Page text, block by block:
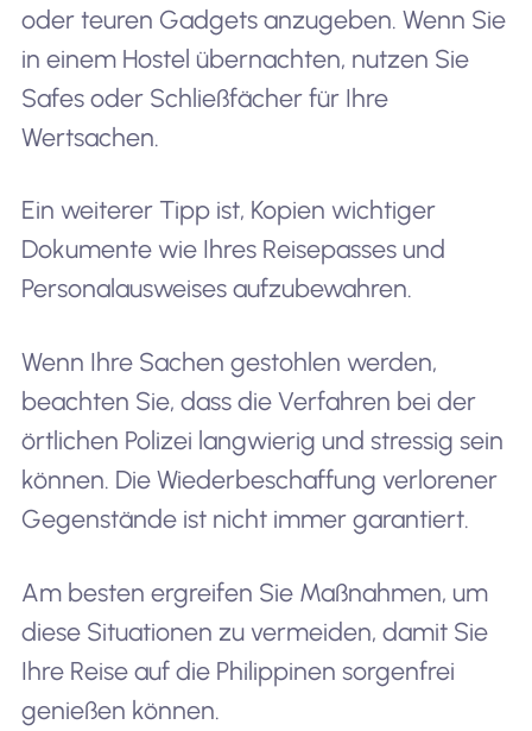
oder teuren Gadgets anzugeben. Wenn Sie
in einem Hostel übernachten, nutzen Sie
Safes oder Schließfächer für Ihre
Wertsachen.
Ein weiterer Tipp ist, Kopien wichtiger
Dokumente wie Ihres Reisepasses und
Personalausweises aufzubewahren.
Wenn Ihre Sachen gestohlen werden,
beachten Sie, dass die Verfahren bei der
örtlichen Polizei langwierig und stressig sein
können. Die Wiederbeschaffung verlorener
Gegenstände ist nicht immer garantiert.
Am besten ergreifen Sie Maßnahmen, um
diese Situationen zu vermeiden, damit Sie
Ihre Reise auf die Philippinen sorgenfrei
genießen können.